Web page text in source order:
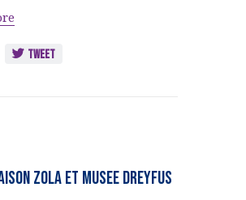
Tweet
ZOLA ET MUSEE DREYFUS